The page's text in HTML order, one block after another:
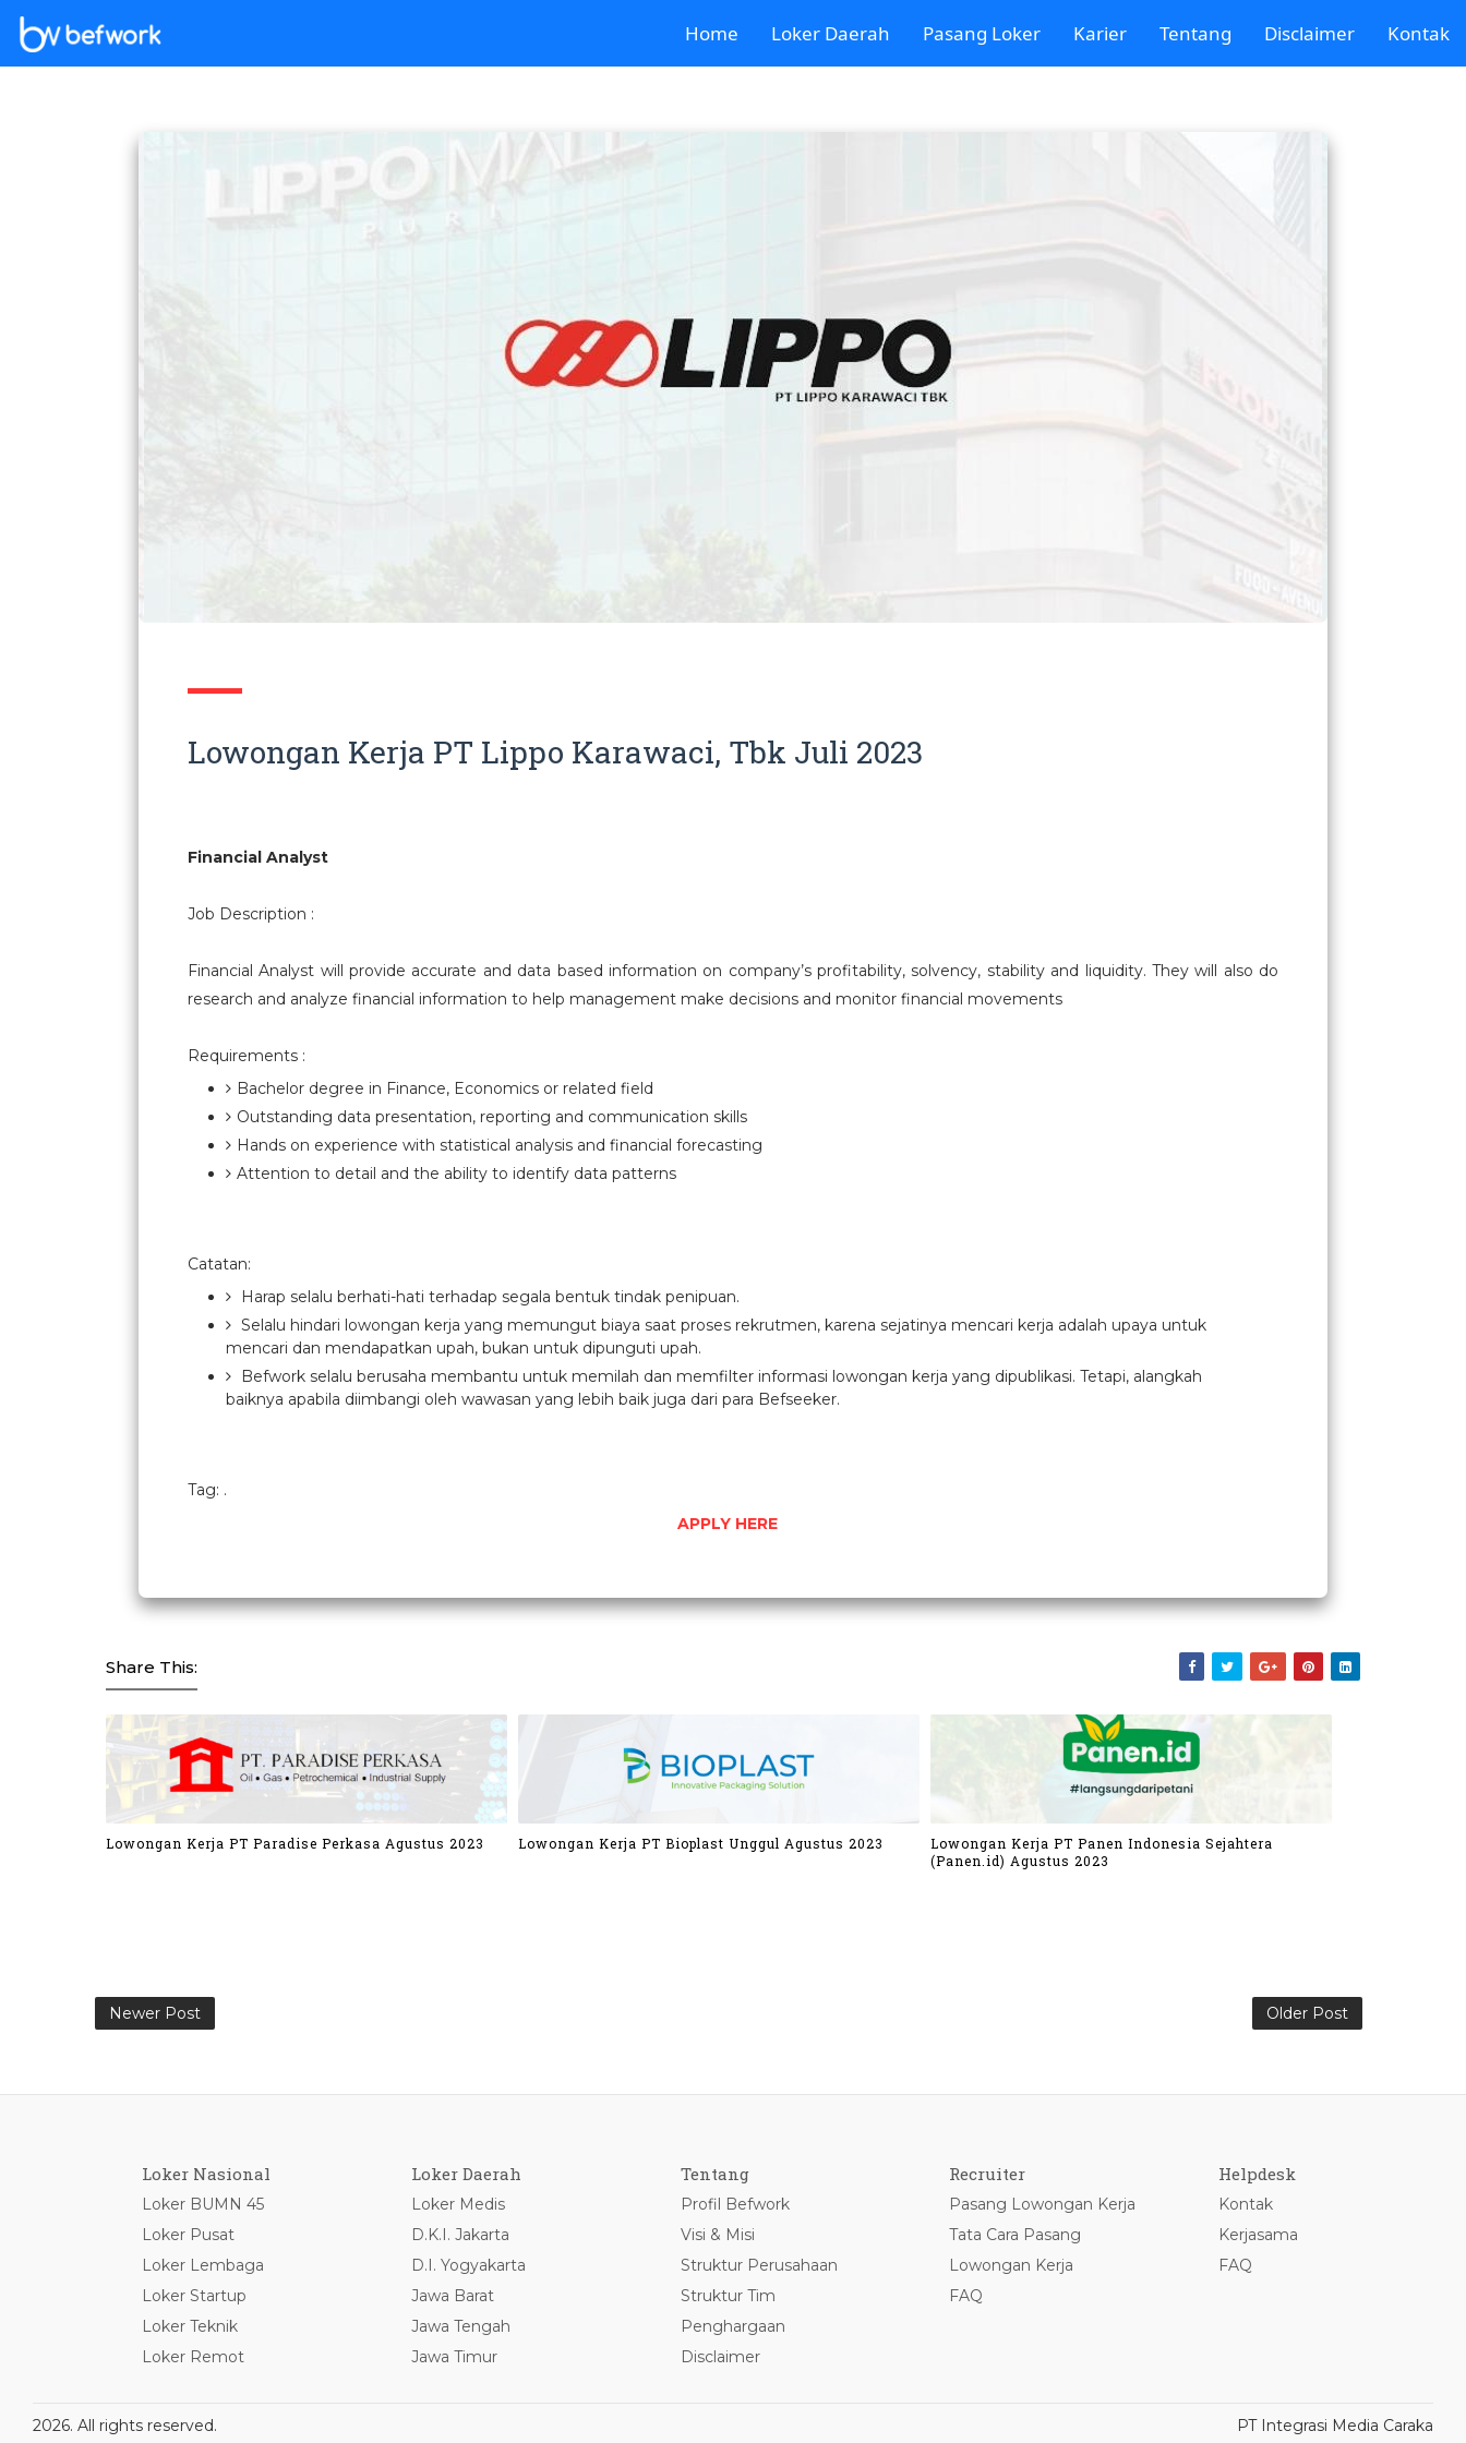
Home Loker Daerah Pasang Loker Karier Tentang Disclaimer Kontak
Lowongan Kerja PT Lippo Karawaci, Tbk Juli 2023
Financial Analyst
Job Description :
Financial Analyst will provide accurate and data based information on company’s profitability, solvency, stability and liquidity. They will also do
research and analyze financial information to help management make decisions and monitor financial movements
Requirements :
Bachelor degree in Finance, Economics or related field
Outstanding data presentation, reporting and communication skills
Hands on experience with statistical analysis and financial forecasting
Attention to detail and the ability to identify data patterns
Catatan:
Harap selalu berhati-hati terhadap segala bentuk tindak penipuan.
Selalu hindari lowongan kerja yang memungut biaya saat proses rekrutmen, karena sejatinya mencari kerja adalah upaya untuk
mencari dan mendapatkan upah, bukan untuk dipunguti upah.
Befwork selalu berusaha membantu untuk memilah dan memfilter informasi lowongan kerja yang dipublikasi. Tetapi, alangkah
baiknya apabila diimbangi oleh wawasan yang lebih baik juga dari para Befseeker.
Tag: .
APPLY HERE
Share This:
Lowongan Kerja PT Paradise Perkasa Agustus 2023 Lowongan Kerja PT Bioplast Unggul Agustus 2023
Lowongan Kerja PT Panen Indonesia Sejahtera
(Panen.id) Agustus 2023
Newer Post Older Post
Loker Nasional
Loker BUMN 45
Loker Pusat
Loker Lembaga
Loker Startup
Loker Teknik
Loker Remot
Loker Daerah
Loker Medis
D.K.I. Jakarta
D.I. Yogyakarta
Jawa Barat
Jawa Tengah
Jawa Timur
Tentang
Profil Befwork
Visi & Misi
Struktur Perusahaan
Struktur Tim
Penghargaan
Disclaimer
Recruiter
Pasang Lowongan Kerja
Tata Cara Pasang
Lowongan Kerja
FAQ
Helpdesk
Kontak
Kerjasama
FAQ
2026. All rights reserved. PT Integrasi Media Caraka